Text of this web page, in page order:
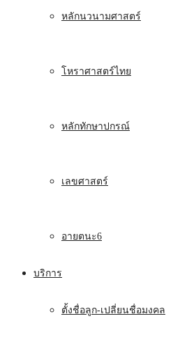
หลักนวนามศาสตร์
โหราศาสตร์ไทย
หลักทักษาปกรณ์
เลขศาสตร์
อายตนะ6
บริการ
ตั้งชื่อลูก-เปลี่ยนชื่อมงคล